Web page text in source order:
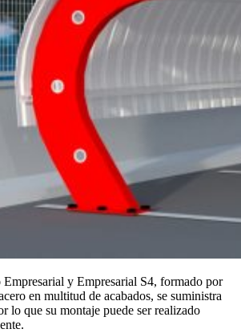
y Empresarial S4, formado por
en multitud de acabados, se suministra
lo que su montaje puede ser realizado